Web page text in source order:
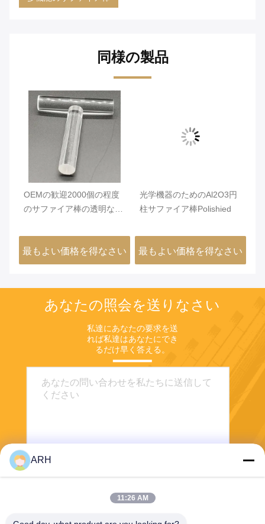
同様の製品
OEMの歓迎2000個の程度
のサファイア棒の透明な内
最もよい価格を得なさい
光学機器のためのAl2O3円
柱サファイア棒Polishied
最もよい価格を得なさい
あなたの照会を送りなさい
私達にあなたの要求を送
れば私達はあなたにでき
るだけ早く答える。
ARH
11:26 AM